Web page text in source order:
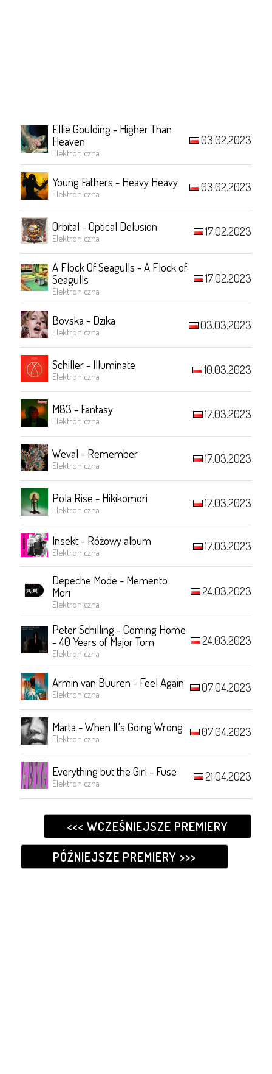
Ellie Goulding - Higher Than
Heaven
Elektroniczna
03.02.2023
Young Fathers - Heavy Heavy
Elektroniczna 03.02.2023
Orbital - Optical Delusion
Elektroniczna 17.02.2023
A Flock Of Seagulls - A Flock of
Seagulls
Elektroniczna
17.02.2023
Bovska - Dzika
Elektroniczna 03.03.2023
Schiller - Illuminate
Elektroniczna 10.03.2023
M83 - Fantasy
Elektroniczna 17.03.2023
Weval - Remember
Elektroniczna 17.03.2023
Pola Rise - Hikikomori
Elektroniczna 17.03.2023
Insekt - Różowy album
Elektroniczna 17.03.2023
Depeche Mode - Memento
Mori
Elektroniczna
24.03.2023
Peter Schilling - Coming Home
- 40 Years of Major Tom
Elektroniczna
24.03.2023
Armin van Buuren - Feel Again
Elektroniczna 07.04.2023
Marta - When It's Going Wrong
Elektroniczna 07.04.2023
Everything but the Girl - Fuse
Elektroniczna 21.04.2023
<<< WCZEŚNIEJSZE PREMIERY
PÓŹNIEJSZE PREMIERY >>>